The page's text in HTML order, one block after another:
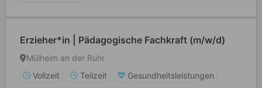
Erzieher*in | Pädagogische Fachkraft (m/w/d)
Mülheim an der Ruhr
Vollzeit
Teilzeit
Gesundheitsleistungen